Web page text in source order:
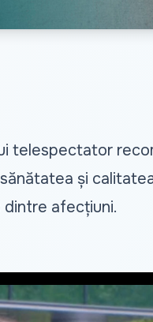
telespectator
și
afecțiuni.